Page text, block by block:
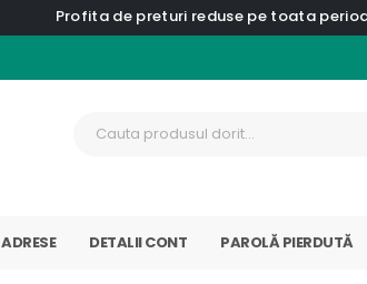
Profita de preturi reduse pe toata
ADRESE DETALII CONT PAROLĂ PIERDUTĂ